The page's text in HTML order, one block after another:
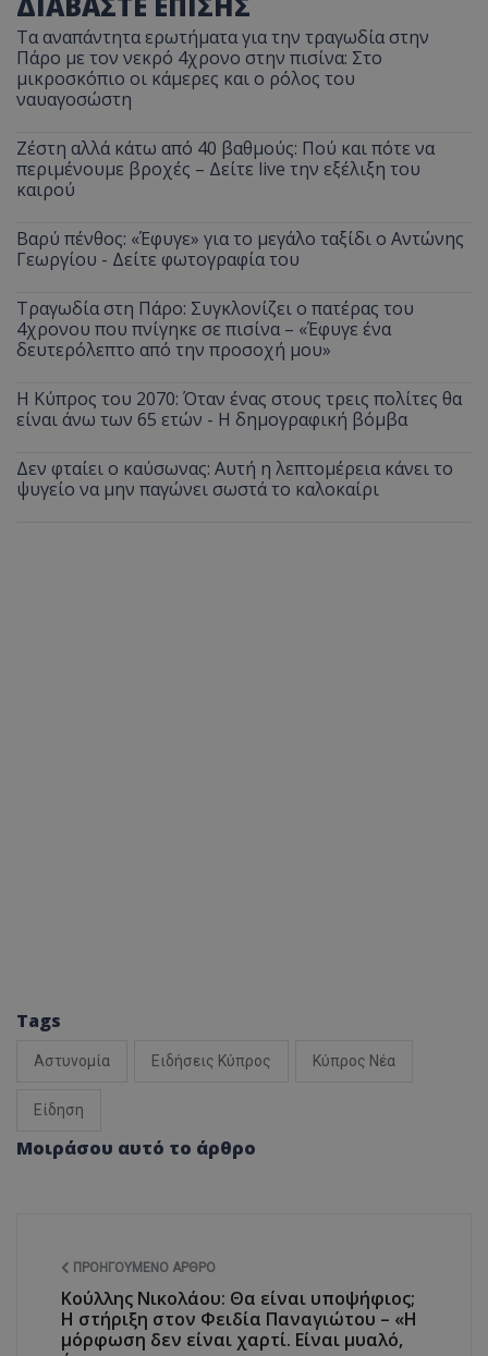
Τα αναπάντητα ερωτήματα για την τραγωδία στην
Πάρο με τον νεκρό 4χρονο στην πισίνα: Στο
μικροσκόπιο οι κάμερες και ο ρόλος του
ναυαγοσώστη
Ζέστη αλλά κάτω από 40 βαθμούς: Πού και πότε να
περιμένουμε βροχές – Δείτε live την εξέλιξη του
καιρού
Βαρύ πένθος: «Έφυγε» για το μεγάλο ταξίδι ο Αντώνης
Γεωργίου - Δείτε φωτογραφία του
Τραγωδία στη Πάρο: Συγκλονίζει ο πατέρας του
4χρονου που πνίγηκε σε πισίνα – «Έφυγε ένα
δευτερόλεπτο από την προσοχή μου»
Η Κύπρος του 2070: Όταν ένας στους τρεις πολίτες θα
είναι άνω των 65 ετών - Η δημογραφική βόμβα
Δεν φταίει ο καύσωνας: Αυτή η λεπτομέρεια κάνει το
ψυγείο να μην παγώνει σωστά το καλοκαίρι
Tags
Αστυνομία Ειδήσεις Κύπρος Κύπρος Νέα
Είδηση
Μοιράσου αυτό το άρθρο
ΠΡΟΗΓΟΎΜΕΝΟ ΆΡΘΡΟ
Κούλλης Νικολάου: Θα είναι υποψήφιος;
Η στήριξη στον Φειδία Παναγιώτου – «Η
μόρφωση δεν είναι χαρτί. Είναι μυαλό,